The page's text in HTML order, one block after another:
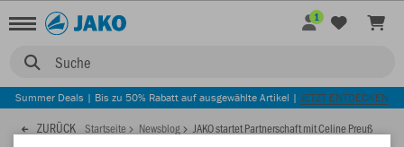
Suche
1
Summer Deals | Bis zu 50% Rabatt auf ausgewählte Artikel | JETZT ENTDECKEN
ZURÜCK Startseite Newsblog JAKO startet Partnerschaft mit Celine Preuß